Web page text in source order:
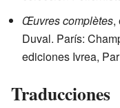
Œuvres complètes,
Duval. París:
ediciones Ivrea,
Traducciones